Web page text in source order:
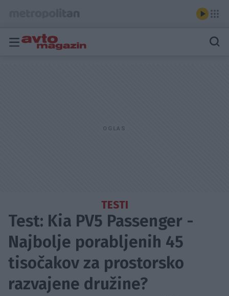
TESTI
Test: Kia PV5 Passenger -
Najbolje porabljenih 45
tisočakov za prostorsko
razvajene družine?